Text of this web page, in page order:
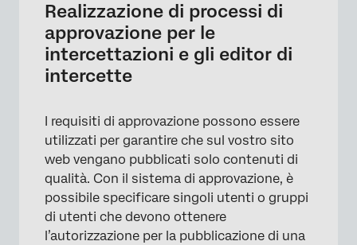
Realizzazione di processi di
approvazione per le
intercettazioni e gli editor di
intercette
I requisiti di approvazione possono essere
utilizzati per garantire che sul vostro sito
web vengano pubblicati solo contenuti di
qualità. Con il sistema di approvazione, è
possibile specificare singoli utenti o gruppi
di utenti che devono ottenere
l’autorizzazione per la pubblicazione di una